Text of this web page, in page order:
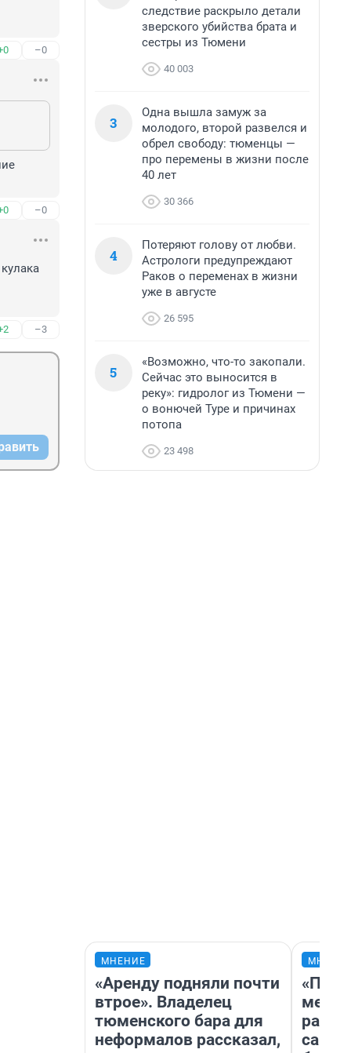
–0
–0
–3
следствие раскрыло детали
зверского убийства брата и
сестры из Тюмени
40 003
3
Одна вышла замуж за
молодого, второй развелся и
обрел свободу: тюменцы —
про перемены в жизни после
40 лет
30 366
4
Потеряют голову от любви.
Астрологи предупреждают
Раков о переменах в жизни
уже в августе
26 595
5
«Возможно, что-то закопали.
Сейчас это выносится в
реку»: гидролог из Тюмени —
о вонючей Туре и причинах
потопа
23 498
МНЕНИЕ
«Аренду подняли почти
втрое». Владелец
тюменского бара для
неформалов рассказал,